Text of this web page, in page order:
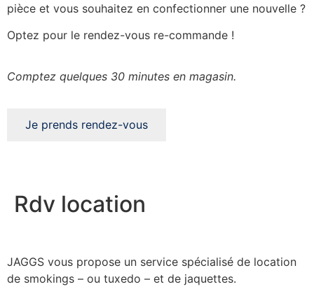
pièce et vous souhaitez en confectionner une nouvelle ?
Optez pour le rendez-vous re-commande !
Comptez quelques 30 minutes en magasin.
Je prends rendez-vous
Rdv location
JAGGS vous propose un service spécialisé de location
de smokings – ou tuxedo – et de jaquettes.